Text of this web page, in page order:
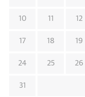
10 11 12
17 18 19
24 25 26
31